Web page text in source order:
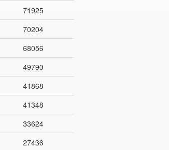
71925
70204
68056
49790
41868
41348
33624
27436